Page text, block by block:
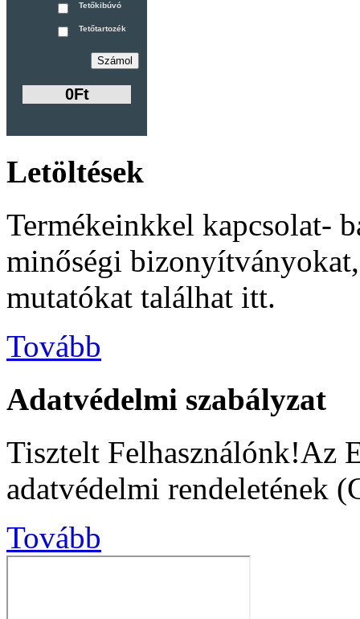
Tetőkibúvó
Tetőtartozék
0Ft
Letöltések
Termékeinkkel kapcsolat-
minőségi
mutatókat találhat itt.
Tovább
Adatvédelmi szabályzat
Tisztelt Felhasználónk!Az
adatvédelmi rendeletének
Tovább